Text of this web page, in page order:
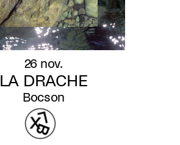
26 nov.
LA DRACHE
Bocson